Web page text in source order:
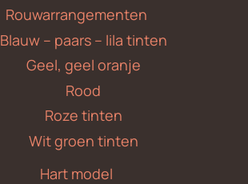
Rouwarrangementen
Blauw – paars – lila tinten
Geel, geel oranje
Rood
Roze tinten
Wit groen tinten
Hart model